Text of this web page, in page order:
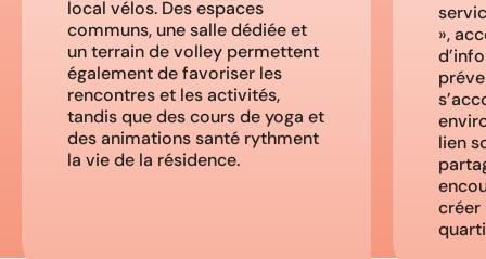
local vélos. Des espaces
communs, une salle dédiée et
un terrain de volley permettent
également de favoriser les
rencontres et les activités,
tandis que des cours de yoga et
des animations santé rythment
la vie de la résidence.
»,
lien
créer